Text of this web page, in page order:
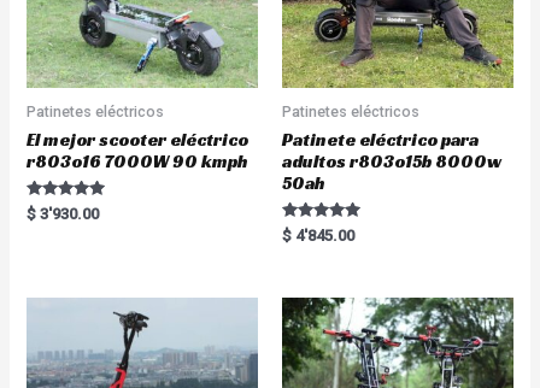
Patinetes eléctricos
El mejor scooter eléctrico
r803o16 7000W 90 kmph
Rated
5.00
$ 3'930.00
Patinetes eléctricos
Patinete eléctrico para
adultos r803o15b 8000w
50ah
Rated
5.00
$ 4'845.00